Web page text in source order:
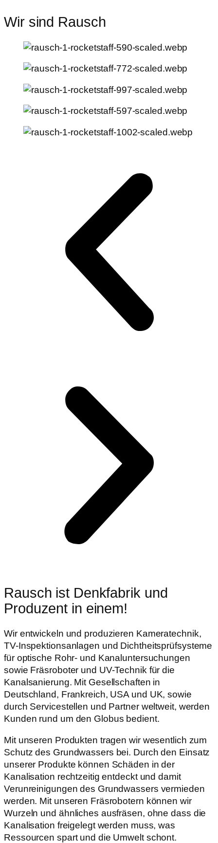
Wir sind Rausch
Rausch ist Denkfabrik und
Produzent in einem!
Wir entwickeln und produzieren Kameratechnik,
TV-Inspektionsanlagen und Dichtheitsprüfsysteme
für optische Rohr- und Kanaluntersuchungen
sowie Fräsroboter und UV-Technik für die
Kanalsanierung. Mit Gesellschaften in
Deutschland, Frankreich, USA und UK, sowie
durch Servicestellen und Partner weltweit, werden
Kunden rund um den Globus bedient.
Mit unseren Produkten tragen wir wesentlich zum
Schutz des Grundwassers bei. Durch den Einsatz
unserer Produkte können Schäden in der
Kanalisation rechtzeitig entdeckt und damit
Verunreinigungen des Grundwassers vermieden
werden. Mit unseren Fräsrobotern können wir
Wurzeln und ähnliches ausfräsen, ohne dass die
Kanalisation freigelegt werden muss, was
Ressourcen spart und die Umwelt schont.